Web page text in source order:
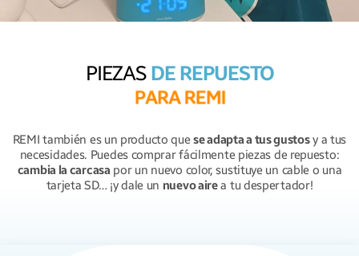
PIEZAS DE REPUESTO
PARA REMI
REMI también es un producto quese adapta a tus gustosy a tus
necesidades. Puedes comprar fácilmente piezas de repuesto:
cambia la carcasapor un nuevo color, sustituye un cable o una
tarjeta SD… ¡y dale un nuevo airea tu despertador!